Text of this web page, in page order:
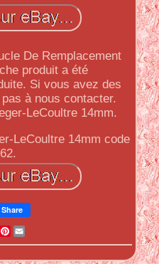
De Remplacement
produit a été
Si vous avez des
à nous contacter.
LeCoultre 14mm.
LeCoultre 14mm code
Share
Pinterest
Email